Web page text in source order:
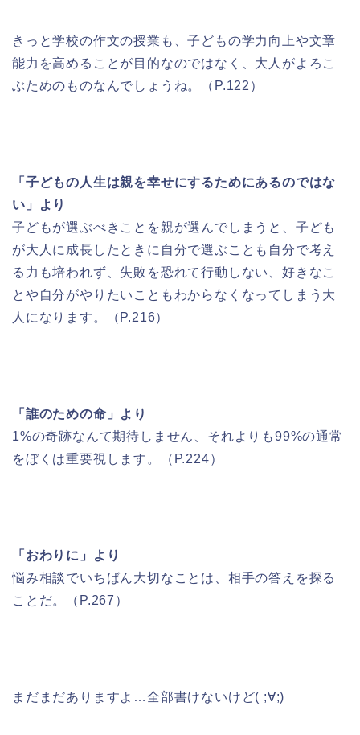
きっと学校の作文の授業も、子どもの学力向上や文章
能力を高めることが目的なのではなく、大人がよろこ
ぶためのものなんでしょうね。（P.122）
「子どもの人生は親を幸せにするためにあるのではな
い」より
子どもが選ぶべきことを親が選んでしまうと、子ども
が大人に成長したときに自分で選ぶことも自分で考え
る力も培われず、失敗を恐れて行動しない、好きなこ
とや自分がやりたいこともわからなくなってしまう大
人になります。（P.216）
「誰のための命」より
1%の奇跡なんて期待しません、それよりも99%の通常
をぼくは重要視します。（P.224）
「おわりに」より
悩み相談でいちばん大切なことは、相手の答えを探る
ことだ。（P.267）
まだまだありますよ…全部書けないけど( ;∀;)